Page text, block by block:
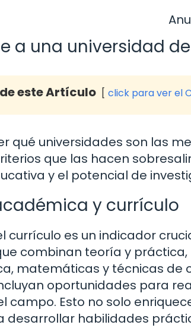
a una universidad
este Artículo click para ver el
qué universidades son las
que las hacen
y el potencial de
y currículo
currículo es un indicador
combinan teoría y
matemáticas y técnicas de
oportunidades para
campo. Esto no solo
desarrollar habilidades